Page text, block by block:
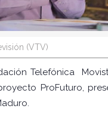
(VTV)
Telefónica
ProFuturo,